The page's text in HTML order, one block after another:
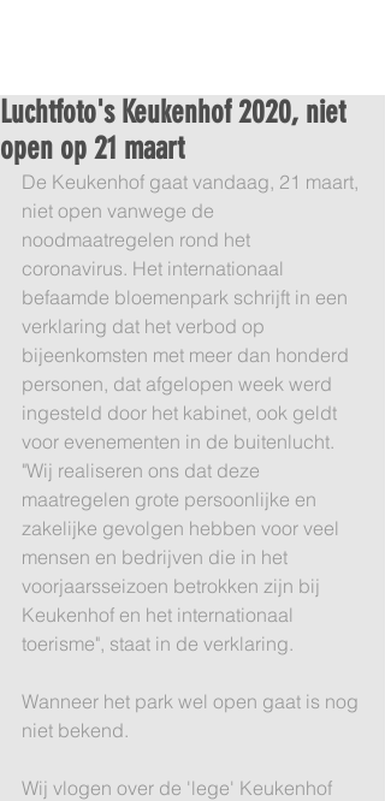
Luchtfoto's Keukenhof 2020, niet
open op 21 maart
De Keukenhof gaat vandaag, 21 maart,
niet open vanwege de
noodmaatregelen rond het
coronavirus. Het internationaal
befaamde bloemenpark schrijft in een
verklaring dat het verbod op
bijeenkomsten met meer dan honderd
personen, dat afgelopen week werd
ingesteld door het kabinet, ook geldt
voor evenementen in de buitenlucht.
"Wij realiseren ons dat deze
maatregelen grote persoonlijke en
zakelijke gevolgen hebben voor veel
mensen en bedrijven die in het
voorjaarsseizoen betrokken zijn bij
Keukenhof en het internationaal
toerisme", staat in de verklaring.
Wanneer het park wel open gaat is nog
niet bekend.
Wij vlogen over de 'lege' Keukenhof